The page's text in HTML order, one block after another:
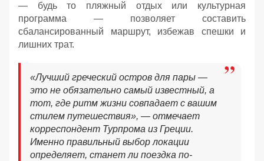
— будь то пляжный отдых или культурная
программа — позволяет составить
сбалансированный маршрут, избежав спешки и
лишних трат.
«Лучший греческий остров для пары —
это не обязательно самый известный, а
тот, где ритм жизни совпадает с вашим
стилем путешествия», — отмечает
корреспондент Турпрома из Греции.
Именно правильный выбор локации
определяет, станет ли поездка по-